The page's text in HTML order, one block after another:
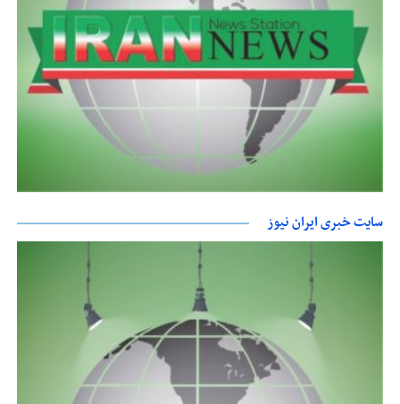
سایت خبری ایران نیوز